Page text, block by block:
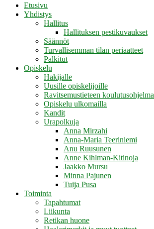
Etusivu
Yhdistys
Hallitus
Hallituksen pestikuvaukset
Säännöt
Turvallisemman tilan periaatteet
Palkitut
Opiskelu
Hakijalle
Uusille opiskelijoille
Ravitsemustieteen koulutusohjelma
Opiskelu ulkomailla
Kandit
Urapolkuja
Anna Mirzahi
Anna-Maria Teeriniemi
Anu Ruusunen
Anne Kihlman-Kitinoja
Jaakko Mursu
Minna Pajunen
Tuija Pusa
Toiminta
Tapahtumat
Liikunta
Retikan huone